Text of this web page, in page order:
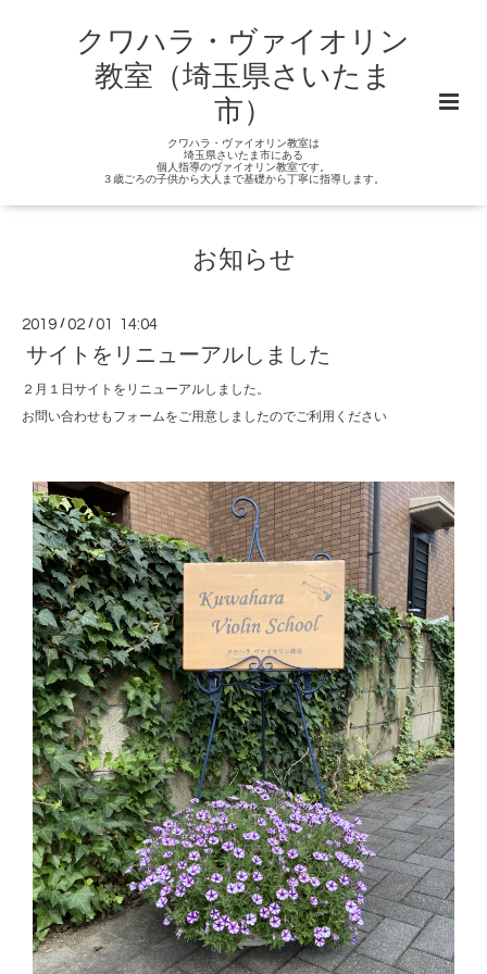
クワハラ・ヴァイオリン
教室（埼玉県さいたま
市）
クワハラ・ヴァイオリン教室は
埼玉県さいたま市にある
個人指導のヴァイオリン教室です。
３歳ごろの子供から大人まで基礎から丁寧に指導します。
お知らせ
2019 /02 /01 14:04
サイトをリニューアルしました
２月１日サイトをリニューアルしました。
お問い合わせもフォームをご用意しましたのでご利用ください